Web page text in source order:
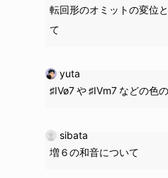
転回形のオミットの変位
て
♯IVø7 や ♯IVm7 などの色
yuta
増６の和音について
sibata